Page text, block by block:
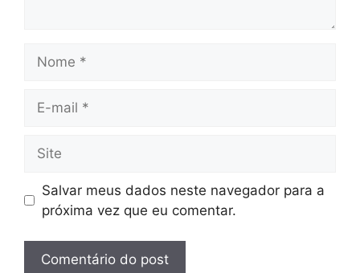
mail
Salvar meus dados neste navegador para a
próxima vez que eu comentar.